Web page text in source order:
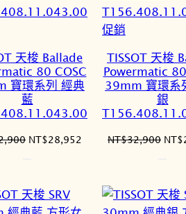
天梭 Ballade
80 COSC
寶環系列 經典
藍
原
NT$32,900。
NT$28,952
NT$28,952。
促銷
商
品
TISSOT 天梭
Powermatic
39mm 寶環系
銀
NT$32,900 原
NT$